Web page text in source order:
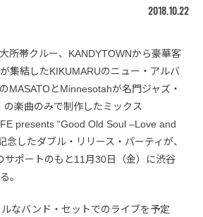
2018.10.22
所帯クルー、KANDYTOWNから豪華客
集結したKIKUMARUのニュー・アルバ
MASATOとMinnesotahが名門ジャズ・
の楽曲のみで制作したミックス
presents “Good Old Soul –Love and
念したダブル・リリース・パーティが、
サポートのもと11月30日（金）に渋谷
。
なバンド・セットでのライブを予定